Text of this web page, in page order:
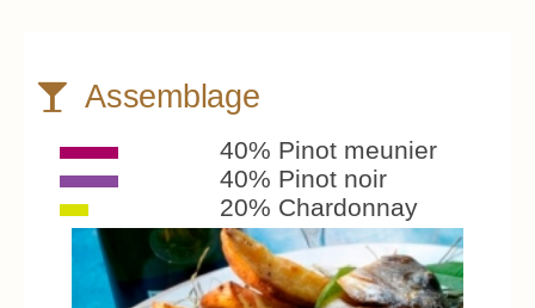
Assemblage
40% Pinot meunier
40% Pinot noir
20% Chardonnay